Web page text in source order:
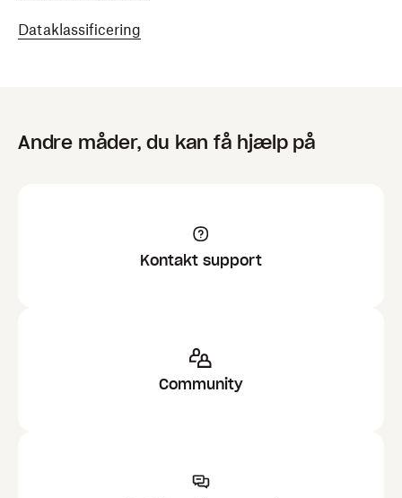
Dataklassificering
Andre måder, du kan få hjælp på
Kontakt support
Community